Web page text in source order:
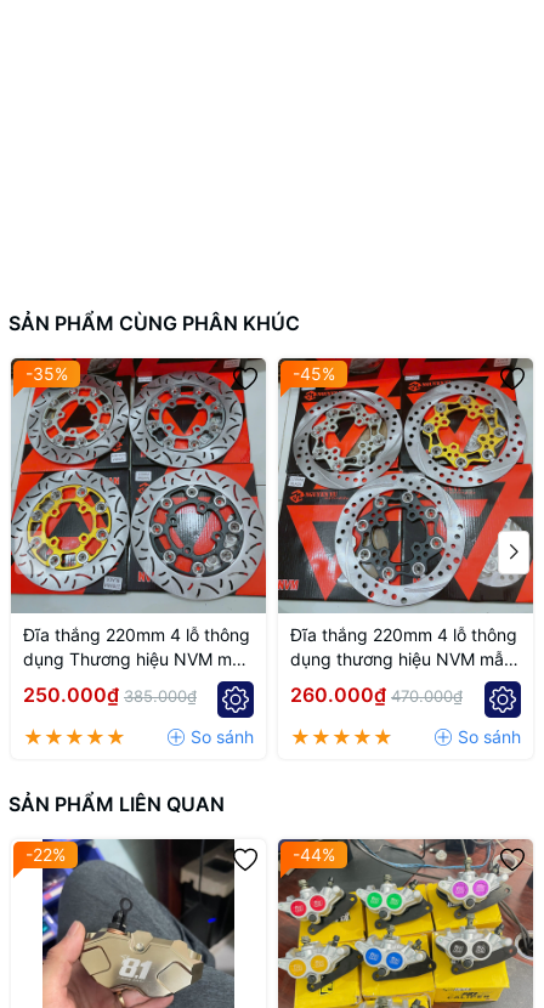
SẢN PHẨM CÙNG PHÂN KHÚC
-35%
Đĩa thắng 220mm 4 lỗ thông
dụng Thương hiệu NVM mẫu
k7
250.000₫ 385.000₫
-45%
Đĩa thắng 220mm 4 lỗ thông
dụng thương hiệu NVM mẫu
k6
260.000₫ 470.000₫
SẢN PHẨM LIÊN QUAN
-22% -44%